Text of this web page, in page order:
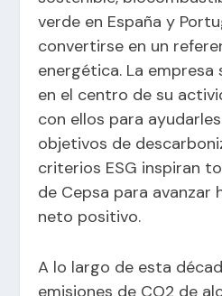
verde en España y
convertirse en un
energética. La
en el centro de su
con ellos para
objetivos de
criterios ESG inspiran
de Cepsa para avanzar
neto positivo.
A lo largo de esta
emisiones de CO2 de